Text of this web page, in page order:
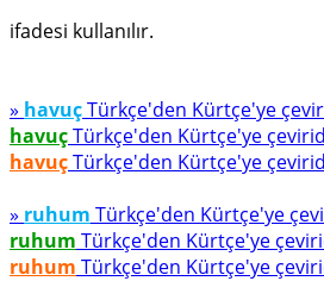
ifadesi kullanılır.
» havuçTürkçe'den Kürtçe'ye
havuçTürkçe'den Kürtçe'ye
havuçTürkçe'den Kürtçe'ye
» ruhum Türkçe'den Kürtçe'ye
ruhum Türkçe'den Kürtçe'ye
ruhum Türkçe'den Kürtçe'ye